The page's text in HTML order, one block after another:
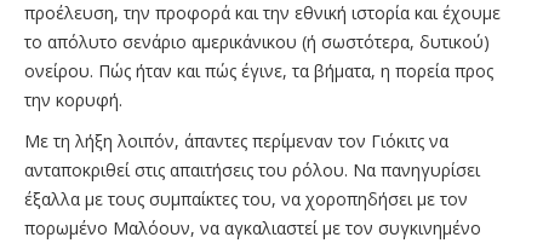
προέλευση, την προφορά και την εθνική ιστορία και έχουμε
το απόλυτο σενάριο αμερικάνικου (ή σωστότερα, δυτικού)
ονείρου. Πώς ήταν και πώς έγινε, τα βήματα, η πορεία προς
την κορυφή.
Με τη λήξη λοιπόν, άπαντες περίμεναν τον Γιόκιτς να
ανταποκριθεί στις απαιτήσεις του ρόλου. Να πανηγυρίσει
έξαλλα με τους συμπαίκτες του, να χοροπηδήσει με τον
πορωμένο Μαλόουν, να αγκαλιαστεί με τον συγκινημένο